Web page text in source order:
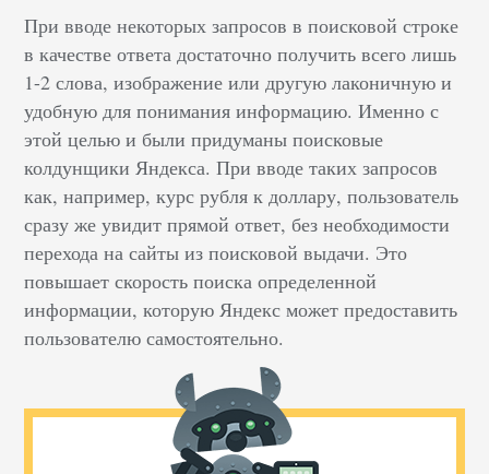
При вводе некоторых запросов в поисковой строке
в качестве ответа достаточно получить всего лишь
1-2 слова, изображение или другую лаконичную и
удобную для понимания информацию. Именно с
этой целью и были придуманы поисковые
колдунщики Яндекса. При вводе таких запросов
как, например, курс рубля к доллару, пользователь
сразу же увидит прямой ответ, без необходимости
перехода на сайты из поисковой выдачи. Это
повышает скорость поиска определенной
информации, которую Яндекс может предоставить
пользователю самостоятельно.